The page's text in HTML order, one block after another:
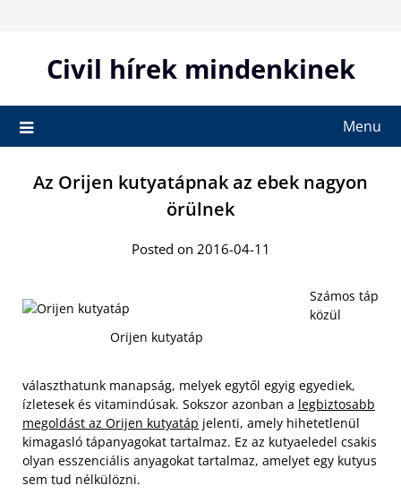
contentCivil hírek mindenkinek
Menu
Az Orijen kutyatápnak az ebek nagyon
örülnek
Posted on 2016-04-11
Orijen kutyatáp
Számos táp
közül
választhatunk manapság, melyek egytől egyig egyediek,
ízletesek és vitamindúsak. Sokszor azonban a legbiztosabb
megoldást az Orijen kutyatáp jelenti, amely hihetetlenül
kimagasló tápanyagokat tartalmaz. Ez az kutyaeledel csakis
olyan esszenciális anyagokat tartalmaz, amelyet egy kutyus
sem tud nélkülözni.